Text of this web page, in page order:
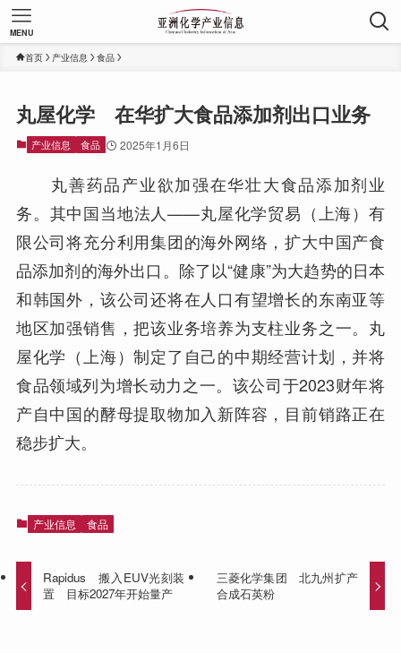
MENU
首页 产业信息 食品
丸屋化学 在华扩大食品添加剂出口业务
产业信息 食品 2025年1月6日
丸善药品产业欲加强在华壮大食品添加剂业
务。其中国当地法人——丸屋化学贸易（上海）有
限公司将充分利用集团的海外网络，扩大中国产食
品添加剂的海外出口。除了以“健康”为大趋势的日本
和韩国外，该公司还将在人口有望增长的东南亚等
地区加强销售，把该业务培养为支柱业务之一。丸
屋化学（上海）制定了自己的中期经营计划，并将
食品领域列为增长动力之一。该公司于2023财年将
产自中国的酵母提取物加入新阵容，目前销路正在
稳步扩大。
产业信息 食品
Rapidus 搬入EUV光刻装
置 目标2027年开始量产
三菱化学集团 北九州扩产
合成石英粉